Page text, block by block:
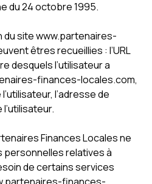
du 24 octobre 1995.
du site www.partenaires-
êtres recueillies : l’URL
desquels l’utilisateur a
finances-locales.com,
l’adresse de
Finances Locales ne
relatives à
de certains services